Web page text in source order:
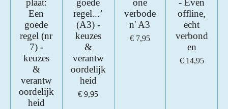
plaat:
Een
goede
regel (nr
7) -
keuzes
&
verantw
oordelijk
heid
goede
regel...’
(A3) -
keuzes
&
verantw
oordelijk
heid
€ 9,95
one
verbode
n' A3
€ 7,95
- Even
offline,
echt
verbond
en
€ 14,95